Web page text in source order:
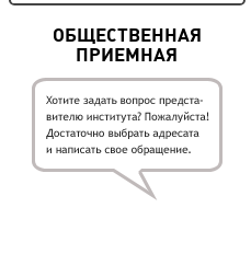
ОБЩЕСТВЕННАЯ
ПРИЕМНАЯ